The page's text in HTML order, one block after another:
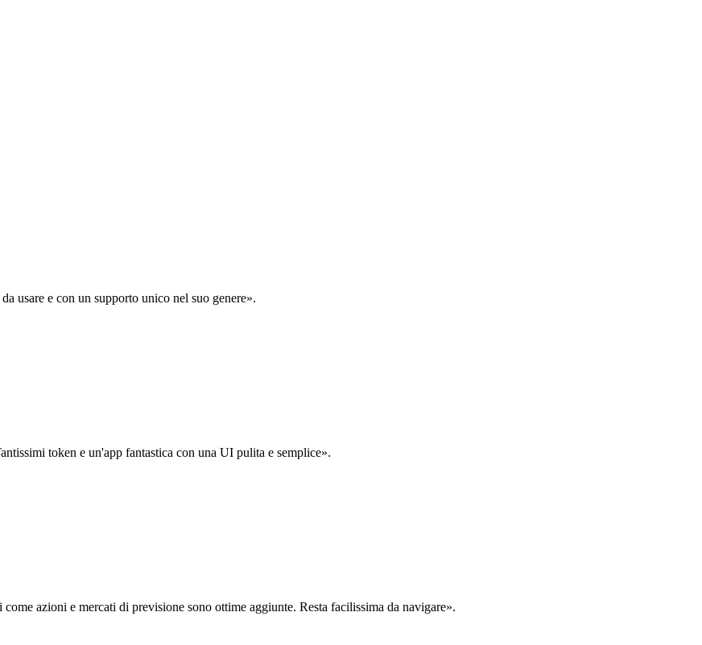
usare e con un supporto unico nel suo genere».
token e un'app fantastica con una UI pulita e semplice».
azioni e mercati di previsione sono ottime aggiunte. Resta facilissima da navigare».